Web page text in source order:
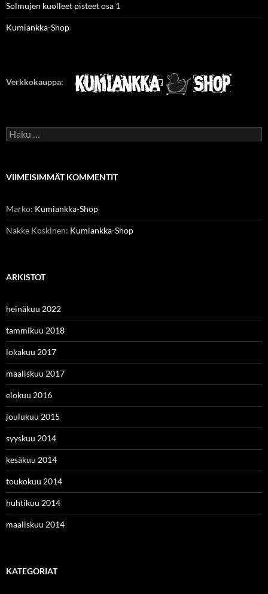
Solmujen kuolleet pisteet osa 1
Kumiankka-Shop
Verkkokauppa:
Haku:
VIIMEISIMMÄT KOMMENTIT
Marko: Kumiankka-Shop
Nakke Koskinen: Kumiankka-Shop
ARKISTOT
heinäkuu 2022
tammikuu 2018
lokakuu 2017
maaliskuu 2017
elokuu 2016
joulukuu 2015
syyskuu 2014
kesäkuu 2014
toukokuu 2014
huhtikuu 2014
maaliskuu 2014
KATEGORIAT